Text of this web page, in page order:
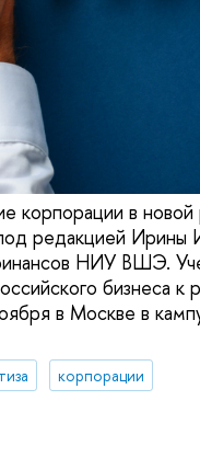
корпорации в новой
редакцией Ирины
НИУ ВШЭ.
бизнеса к
в Москве в
корпорации